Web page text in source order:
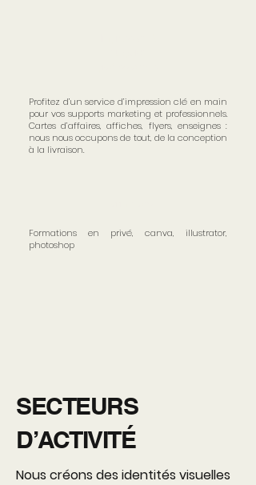
Profitez d’un service d’impression clé en main
pour vos supports marketing et professionnels.
Cartes d’affaires, affiches, flyers, enseignes :
nous nous occupons de tout, de la conception
à la livraison.
Formations en privé, canva, illustrator,
photoshop
SECTEURS
D’ACTIVITÉ
Nous créons des identités visuelles